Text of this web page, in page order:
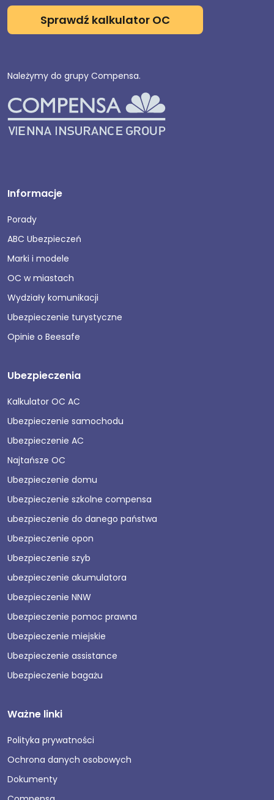
Sprawdź kalkulator OC
Należymy do grupy Compensa.
Informacje
Porady
ABC Ubezpieczeń
Marki i modele
OC w miastach
Wydziały komunikacji
Ubezpieczenie turystyczne
Opinie o Beesafe
Ubezpieczenia
Kalkulator OC AC
Ubezpieczenie samochodu
Ubezpieczenie AC
Najtańsze OC
Ubezpieczenie domu
Ubezpieczenie szkolne compensa
ubezpieczenie do danego państwa
Ubezpieczenie opon
Ubezpieczenie szyb
ubezpieczenie akumulatora
Ubezpieczenie NNW
Ubezpieczenie pomoc prawna
Ubezpieczenie miejskie
Ubezpieczenie assistance
Ubezpieczenie bagażu
Ważne linki
Polityka prywatności
Ochrona danych osobowych
Dokumenty